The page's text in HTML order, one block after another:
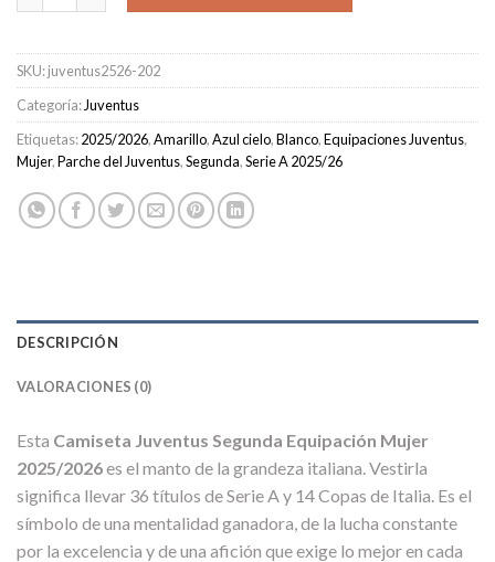
SKU:juventus2526-202
Categoría: Juventus
Etiquetas:2025/2026,Amarillo,Azul cielo,Blanco,Equipaciones Juventus,
Mujer,Parche del Juventus,Segunda,Serie A 2025/26
DESCRIPCIÓN
VALORACIONES (0)
Esta Camiseta Juventus Segunda Equipación Mujer
2025/2026es el manto de la grandeza italiana. Vestirla
significa llevar 36 títulos de Serie A y 14 Copas de Italia. Es el
símbolo de una mentalidad ganadora, de la lucha constante
por la excelencia y de una afición que exige lo mejor en cada